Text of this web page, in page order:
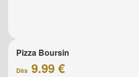
Pizza Boursin
Dès 9.99 €